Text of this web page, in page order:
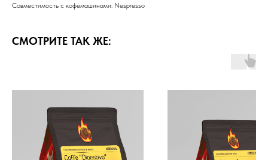
Совместимость с кофемашинами: Nespresso
СМОТРИТЕ ТАК ЖЕ: